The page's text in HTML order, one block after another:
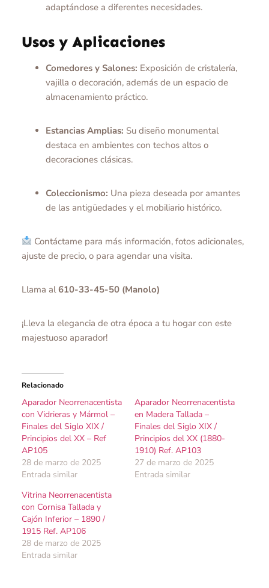
adaptándose a diferentes necesidades.
Usos y Aplicaciones
Comedores y Salones: Exposición de cristalería,
vajilla o decoración, además de un espacio de
almacenamiento práctico.
Estancias Amplias: Su diseño monumental
destaca en ambientes con techos altos o
decoraciones clásicas.
Coleccionismo: Una pieza deseada por amantes
de las antigüedades y el mobiliario histórico.
Contáctame para más información, fotos adicionales,
ajuste de precio, o para agendar una visita.
Llama al610-33-45-50 (Manolo)
¡Lleva la elegancia de otra época a tu hogar con este
majestuoso aparador!
Relacionado
Aparador Neorrenacentista
con Vidrieras y Mármol –
Finales del Siglo XIX /
Principios del XX – Ref
AP105
28 de marzo de 2025
Entrada similar
Aparador Neorrenacentista
en Madera Tallada –
Finales del Siglo XIX /
Principios del XX (1880-
1910) Ref. AP103
27 de marzo de 2025
Entrada similar
Vitrina Neorrenacentista
con Cornisa Tallada y
Cajón Inferior – 1890 /
1915 Ref. AP106
28 de marzo de 2025
Entrada similar